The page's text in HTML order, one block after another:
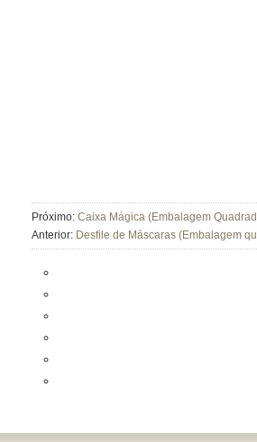
Próximo: Caixa Mágica (Embalagem
Anterior: Desfile de Máscaras (Embalagem